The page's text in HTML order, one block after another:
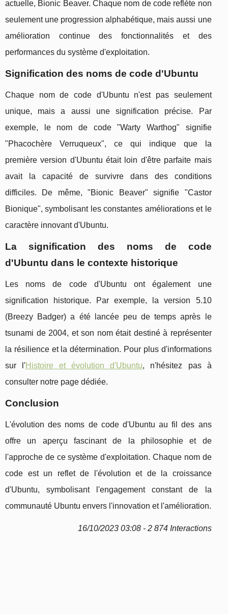
actuelle, Bionic Beaver. Chaque nom de code reflète non
seulement une progression alphabétique, mais aussi une
amélioration continue des fonctionnalités et des
performances du système d'exploitation.
Signification des noms de code d'Ubuntu
Chaque nom de code d'Ubuntu n'est pas seulement
unique, mais a aussi une signification précise. Par
exemple, le nom de code "Warty Warthog" signifie
"Phacochère Verruqueux", ce qui indique que la
première version d'Ubuntu était loin d'être parfaite mais
avait la capacité de survivre dans des conditions
difficiles. De même, "Bionic Beaver" signifie "Castor
Bionique", symbolisant les constantes améliorations et le
caractère innovant d'Ubuntu.
La signification des noms de code
d'Ubuntu dans le contexte historique
Les noms de code d'Ubuntu ont également une
signification historique. Par exemple, la version 5.10
(Breezy Badger) a été lancée peu de temps après le
tsunami de 2004, et son nom était destiné à représenter
la résilience et la détermination. Pour plus d'informations
sur l'Histoire et évolution d'Ubuntu, n'hésitez pas à
consulter notre page dédiée.
Conclusion
L'évolution des noms de code d'Ubuntu au fil des ans
offre un aperçu fascinant de la philosophie et de
l'approche de ce système d'exploitation. Chaque nom de
code est un reflet de l'évolution et de la croissance
d'Ubuntu, symbolisant l'engagement constant de la
communauté Ubuntu envers l'innovation et l'amélioration.
16/10/2023 03:08 - 2 874 Interactions